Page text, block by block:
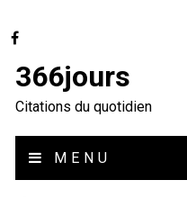
366jours
Citations du quotidien
MENU